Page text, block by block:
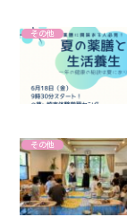
その他
その他